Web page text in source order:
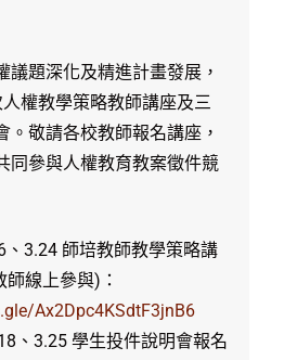
議題深化及精進計畫發展，
權教學策略教師講座及三
。敬請各校教師報名講座，
同參與人權教育教案徵件競
、3.24 師培教師教學策略講
線上參與)：
Ax2Dpc4KSdtF3jnB6
、3.25 學生投件說明會報名